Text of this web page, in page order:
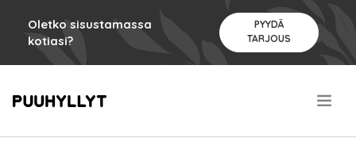
Oletko sisustamassa
kotiasi?
PYYDÄ
TARJOUS